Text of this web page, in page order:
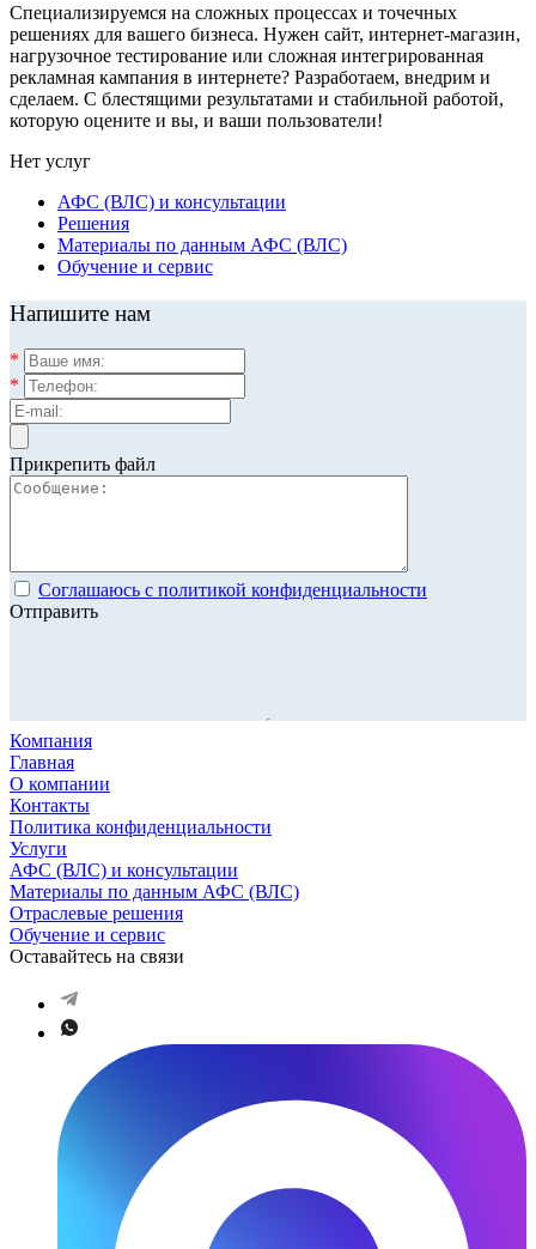
Специализируемся на сложных процессах и точечных
решениях для вашего бизнеса. Нужен сайт, интернет-магазин,
нагрузочное тестирование или сложная интегрированная
рекламная кампания в интернете? Разработаем, внедрим и
сделаем. С блестящими результатами и стабильной работой,
которую оцените и вы, и ваши пользователи!
Нет услуг
АФС (ВЛС) и консультации
Решения
Материалы по данным АФС (ВЛС)
Обучение и сервис
Напишите нам
*
*
Прикрепить файл
Соглашаюсь с политикой конфиденциальности
Отправить
Компания
Главная
О компании
Контакты
Политика конфиденциальности
Услуги
АФС (ВЛС) и консультации
Материалы по данным АФС (ВЛС)
Отраслевые решения
Обучение и сервис
Оставайтесь на связи